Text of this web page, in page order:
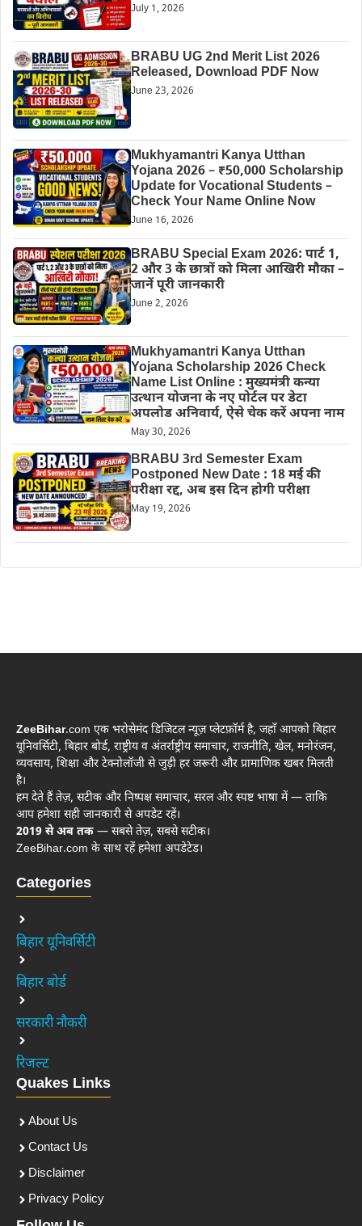
July 1, 2026
BRABU UG 2nd Merit List 2026
Released, Download PDF Now
June 23, 2026
Mukhyamantri Kanya Utthan
Yojana 2026 – ₹50,000 Scholarship
Update for Vocational Students –
Check Your Name Online Now
June 16, 2026
BRABU Special Exam 2026: पार्ट 1,
2 और 3 के छात्रों को मिला आखिरी मौका –
जानें पूरी जानकारी
June 2, 2026
Mukhyamantri Kanya Utthan
Yojana Scholarship 2026 Check
Name List Online : मुख्यमंत्री कन्या
उत्थान योजना के नए पोर्टल पर डेटा
अपलोड अनिवार्य, ऐसे चेक करें अपना नाम
May 30, 2026
BRABU 3rd Semester Exam
Postponed New Date : 18 मई की
परीक्षा रद्द, अब इस दिन होगी परीक्षा
May 19, 2026
ZeeBihar.com एक भरोसेमंद डिजिटल न्यूज़ प्लेटफ़ॉर्म है, जहाँ आपको बिहार
यूनिवर्सिटी, बिहार बोर्ड, राष्ट्रीय व अंतर्राष्ट्रीय समाचार, राजनीति, खेल, मनोरंजन,
व्यवसाय, शिक्षा और टेक्नोलॉजी से जुड़ी हर जरूरी और प्रामाणिक खबर मिलती
है।
हम देते हैं तेज़, सटीक और निष्पक्ष समाचार, सरल और स्पष्ट भाषा में — ताकि
आप हमेशा सही जानकारी से अपडेट रहें।
2019 से अब तक — सबसे तेज़, सबसे सटीक।
ZeeBihar.com के साथ रहें हमेशा अपडेटेड।
Categories
बिहार यूनिवर्सिटी
बिहार बोर्ड
सरकारी नौकरी
रिजल्ट
Quakes Links
About Us
Contact Us
Disclaimer
Privacy Policy